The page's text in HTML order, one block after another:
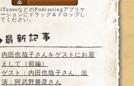
iTunesなどのPodcastingアプリケ
ーションにドラッグ＆ドロップし
てください。
内田也哉子さんをゲストにお迎
えして（前編）
ゲスト：内田也哉子さん、出
演：阿武野勝彦さん